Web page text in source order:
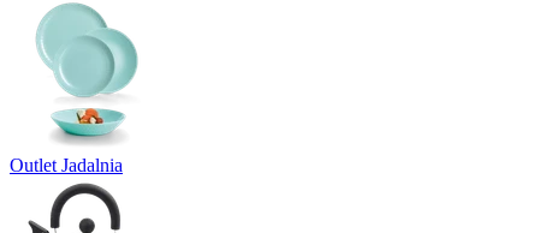
Outlet Jadalnia